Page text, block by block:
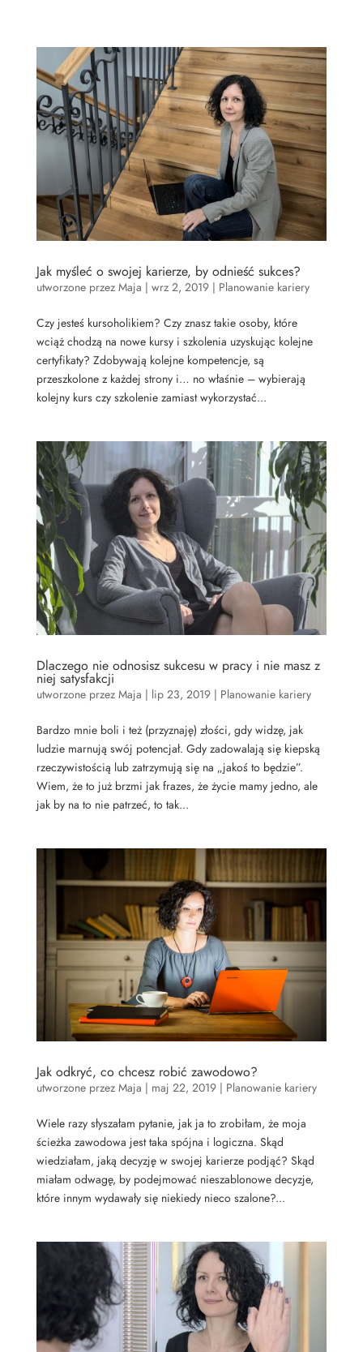
Jak myśleć o swojej karierze, by odnieść sukces?
utworzone przez Maja | wrz 2, 2019| Planowanie kariery
Czy jesteś kursoholikiem? Czy znasz takie osoby, które
wciąż chodzą na nowe kursy i szkolenia uzyskując kolejne
certyfikaty? Zdobywają kolejne kompetencje, są
przeszkolone z każdej strony i… no właśnie – wybierają
kolejny kurs czy szkolenie zamiast wykorzystać...
Dlaczego nie odnosisz sukcesu w pracy i nie masz z
niej satysfakcji
utworzone przez Maja | lip 23, 2019| Planowanie kariery
Bardzo mnie boli i też (przyznaję) złości, gdy widzę, jak
ludzie marnują swój potencjał. Gdy zadowalają się kiepską
rzeczywistością lub zatrzymują się na „jakoś to będzie”.
Wiem, że to już brzmi jak frazes, że życie mamy jedno, ale
jak by na to nie patrzeć, to tak...
Jak odkryć, co chcesz robić zawodowo?
utworzone przez Maja | maj 22, 2019| Planowanie kariery
Wiele razy słyszałam pytanie, jak ja to zrobiłam, że moja
ścieżka zawodowa jest taka spójna i logiczna. Skąd
wiedziałam, jaką decyzję w swojej karierze podjąć? Skąd
miałam odwagę, by podejmować nieszablonowe decyzje,
które innym wydawały się niekiedy nieco szalone?...